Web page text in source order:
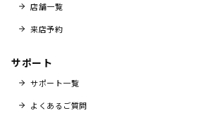
店舗一覧
来店予約
サポート
サポート一覧
よくあるご質問